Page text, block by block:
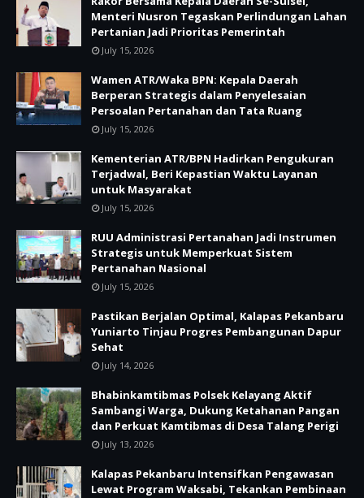
Menteri Nusron Tegaskan Perlindungan Lahan
Pertanian Jadi Prioritas Pemerintah
July 15, 2026
Wamen ATR/Waka BPN: Kepala Daerah
Berperan Strategis dalam Penyelesaian
Persoalan Pertanahan dan Tata Ruang
July 15, 2026
Kementerian ATR/BPN Hadirkan Pengukuran
Terjadwal, Beri Kepastian Waktu Layanan
untuk Masyarakat
July 15, 2026
RUU Administrasi Pertanahan Jadi Instrumen
Strategis untuk Memperkuat Sistem
Pertanahan Nasional
July 15, 2026
Pastikan Berjalan Optimal, Kalapas Pekanbaru
Yuniarto Tinjau Progres Pembangunan Dapur
Sehat
July 14, 2026
Bhabinkamtibmas Polsek Kelayang Aktif
Sambangi Warga, Dukung Ketahanan Pangan
dan Perkuat Kamtibmas di Desa Talang Perigi
July 13, 2026
Kalapas Pekanbaru Intensifkan Pengawasan
Lewat Program Waksabi, Tekankan Pembinaan